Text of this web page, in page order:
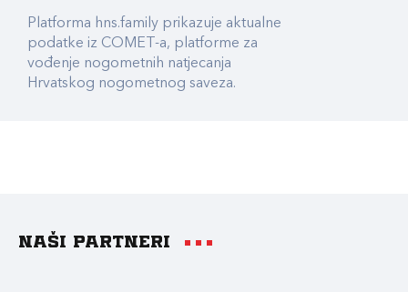
Platforma hns.family prikazuje aktualne
podatke iz COMET-a, platforme za
vođenje nogometnih natjecanja
Hrvatskog nogometnog saveza.
Naši partneri